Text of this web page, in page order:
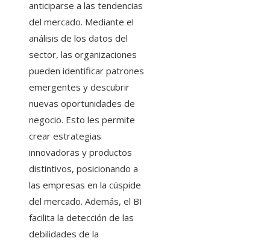
anticiparse a las tendencias
del mercado. Mediante el
análisis de los datos del
sector, las organizaciones
pueden identificar patrones
emergentes y descubrir
nuevas oportunidades de
negocio. Esto les permite
crear estrategias
innovadoras y productos
distintivos, posicionando a
las empresas en la cúspide
del mercado. Además, el BI
facilita la detección de las
debilidades de la